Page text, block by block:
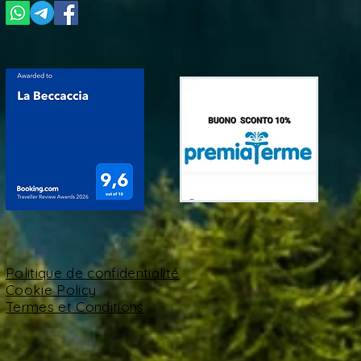
Politique de confidentialité
Cookie Policy
Termes et Conditions